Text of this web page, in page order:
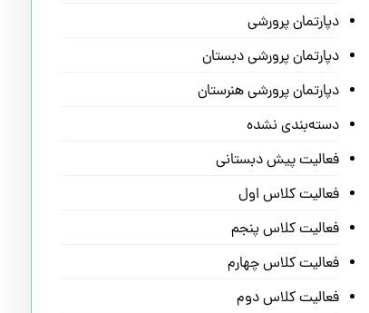
دپارتمان پرورشی
دپارتمان پرورشی دبستان
دپارتمان پرورشی هنرستان
دسته‌بندی نشده
فعالیت پیش دبستانی
فعالیت کلاس اول
فعالیت کلاس پنجم
فعالیت کلاس چهارم
فعالیت کلاس دوم